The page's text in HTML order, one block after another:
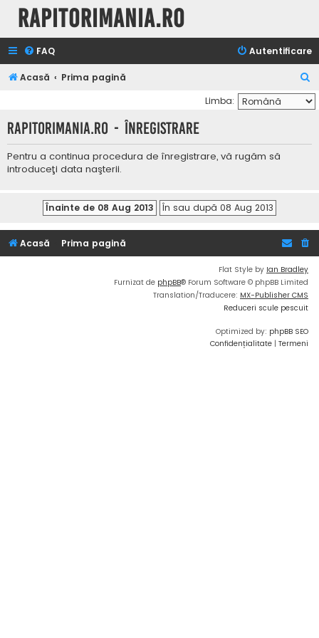
Rapitorimania.ro
FAQ Autentificare
Acasă Prima pagină
ă
u
Limba:
Rapitorimania.ro - Înregistrare
Pentru a continua procedura de înregistrare, vă rugăm să
introduceţi data naşterii.
Acasă Prima pagină
Flat Style by Ian Bradley
Furnizat de phpBB® Forum Software © phpBB Limited
Translation/Traducere: MX-Publisher CMS
Reduceri scule pescuit
Optimized by: phpBB SEO
Confidențialitate | Termeni